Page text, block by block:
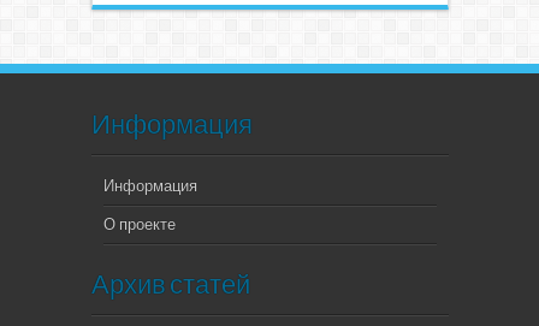
Информация
Информация
О проекте
Архив статей